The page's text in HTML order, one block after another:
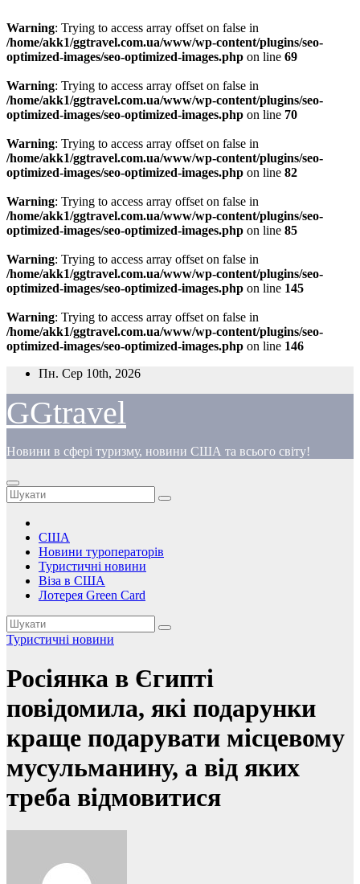
Warning: Trying to access array offset on false in
/home/akk1/ggtravel.com.ua/www/wp-content/plugins/seo-
optimized-images/seo-optimized-images.php on line 69
Warning: Trying to access array offset on false in
/home/akk1/ggtravel.com.ua/www/wp-content/plugins/seo-
optimized-images/seo-optimized-images.php on line 70
Warning: Trying to access array offset on false in
/home/akk1/ggtravel.com.ua/www/wp-content/plugins/seo-
optimized-images/seo-optimized-images.php on line 82
Warning: Trying to access array offset on false in
/home/akk1/ggtravel.com.ua/www/wp-content/plugins/seo-
optimized-images/seo-optimized-images.php on line 85
Warning: Trying to access array offset on false in
/home/akk1/ggtravel.com.ua/www/wp-content/plugins/seo-
optimized-images/seo-optimized-images.php on line 145
Warning: Trying to access array offset on false in
/home/akk1/ggtravel.com.ua/www/wp-content/plugins/seo-
optimized-images/seo-optimized-images.php on line 146
Перейти
вмісту
Пн. Сер 10th, 2026
GGtravel
Новини в сфері туризму, новини США та всього світу!
США
Новини туроператорів
Туристичні новини
Віза в США
Лотерея Green Card
Туристичні новини
Росіянка в Єгипті
повідомила, які подарунки
краще подарувати місцевому
мусульманину, а від яких
треба відмовитися